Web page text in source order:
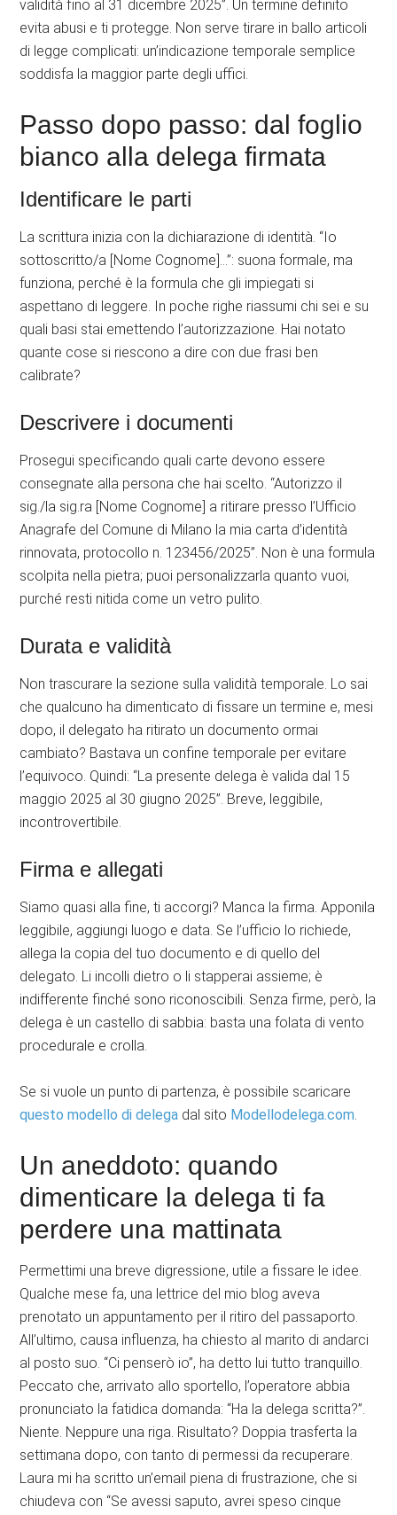
validità fino al 31 dicembre 2025”. Un termine definito
evita abusi e ti protegge. Non serve tirare in ballo articoli
di legge complicati: un’indicazione temporale semplice
soddisfa la maggior parte degli uffici.
Passo dopo passo: dal foglio
bianco alla delega firmata
Identificare le parti
La scrittura inizia con la dichiarazione di identità. “Io
sottoscritto/a [Nome Cognome]…”: suona formale, ma
funziona, perché è la formula che gli impiegati si
aspettano di leggere. In poche righe riassumi chi sei e su
quali basi stai emettendo l’autorizzazione. Hai notato
quante cose si riescono a dire con due frasi ben
calibrate?
Descrivere i documenti
Prosegui specificando quali carte devono essere
consegnate alla persona che hai scelto. “Autorizzo il
sig./la sig.ra [Nome Cognome] a ritirare presso l’Ufficio
Anagrafe del Comune di Milano la mia carta d’identità
rinnovata, protocollo n. 123456/2025”. Non è una formula
scolpita nella pietra; puoi personalizzarla quanto vuoi,
purché resti nitida come un vetro pulito.
Durata e validità
Non trascurare la sezione sulla validità temporale. Lo sai
che qualcuno ha dimenticato di fissare un termine e, mesi
dopo, il delegato ha ritirato un documento ormai
cambiato? Bastava un confine temporale per evitare
l’equivoco. Quindi: “La presente delega è valida dal 15
maggio 2025 al 30 giugno 2025”. Breve, leggibile,
incontrovertibile.
Firma e allegati
Siamo quasi alla fine, ti accorgi? Manca la firma. Apponila
leggibile, aggiungi luogo e data. Se l’ufficio lo richiede,
allega la copia del tuo documento e di quello del
delegato. Li incolli dietro o li stapperai assieme; è
indifferente finché sono riconoscibili. Senza firme, però, la
delega è un castello di sabbia: basta una folata di vento
procedurale e crolla.
Se si vuole un punto di partenza, è possibile scaricare
questo modello di delega dal sito Modellodelega.com.
Un aneddoto: quando
dimenticare la delega ti fa
perdere una mattinata
Permettimi una breve digressione, utile a fissare le idee.
Qualche mese fa, una lettrice del mio blog aveva
prenotato un appuntamento per il ritiro del passaporto.
All’ultimo, causa influenza, ha chiesto al marito di andarci
al posto suo. “Ci penserò io”, ha detto lui tutto tranquillo.
Peccato che, arrivato allo sportello, l’operatore abbia
pronunciato la fatidica domanda: “Ha la delega scritta?”.
Niente. Neppure una riga. Risultato? Doppia trasferta la
settimana dopo, con tanto di permessi da recuperare.
Laura mi ha scritto un’email piena di frustrazione, che si
chiudeva con “Se avessi saputo, avrei speso cinque